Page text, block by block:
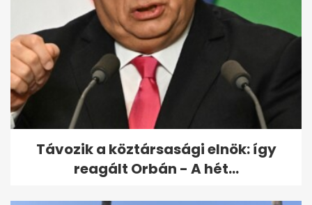
Farkas Fanni ma debütál a TV2
Híradóban: színpad, kamera,...
Távozik a köztársasági elnök: így
reagált Orbán - A hét...